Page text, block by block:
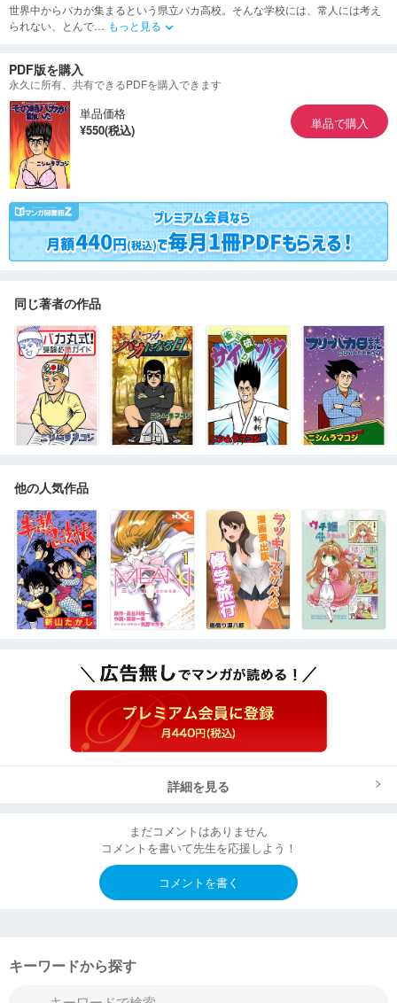
世界中からバカが集まるという県立バカ高校。そんな学校には、常人には考え
られない、とんで… もっと見る keyboard_arrow_down
PDF版を購入
永久に所有、共有できるPDFを購入できます
単品価格
¥550(税込)
単品で購入
同じ著者の作品
他の人気作品
詳細を見る
まだコメントはありません
コメントを書いて先生を応援しよう！
コメントを書く
キーワードから探す